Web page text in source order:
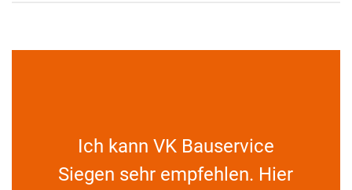
Ich kann VK Bauservice
Siegen sehr empfehlen. Hier